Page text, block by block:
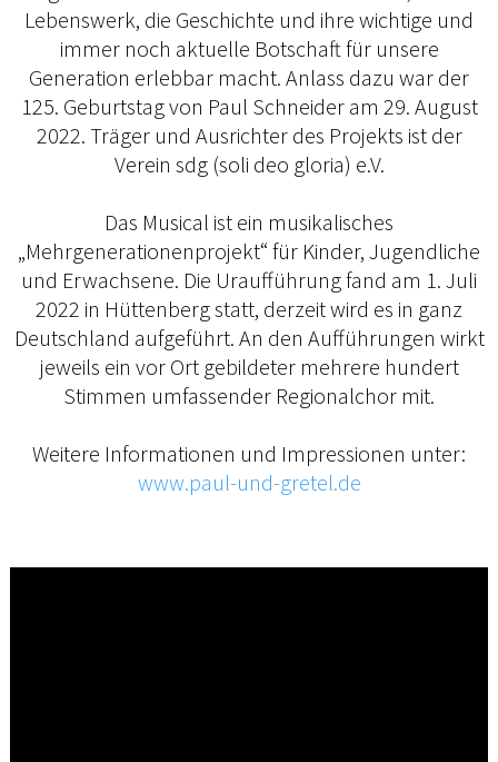
Lebenswerk, die Geschichte und ihre wichtige und
immer noch aktuelle Botschaft für unsere
Generation erlebbar macht. Anlass dazu war der
125. Geburtstag von Paul Schneider am 29. August
2022. Träger und Ausrichter des Projekts ist der
Verein sdg (soli deo gloria) e.V.
Das Musical ist ein musikalisches
„Mehrgenerationenprojekt“ für Kinder, Jugendliche
und Erwachsene. Die Uraufführung fand am 1. Juli
2022 in Hüttenberg statt, derzeit wird es in ganz
Deutschland aufgeführt. An den Aufführungen wirkt
jeweils ein vor Ort gebildeter mehrere hundert
Stimmen umfassender Regionalchor mit.
Weitere Informationen und Impressionen unter:
www.paul-und-gretel.de